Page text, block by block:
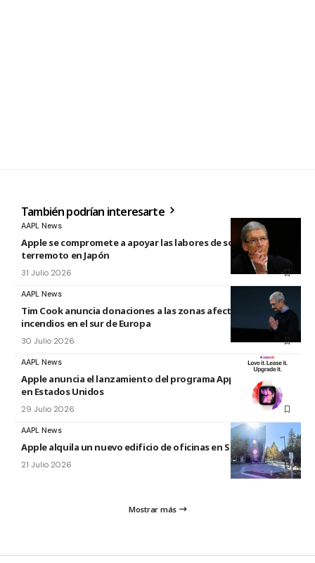
También podrían interesarte
AAPL News
Apple se compromete a apoyar las labores de socorro tras el
terremoto en Japón
31 Julio 2026
AAPL News
Tim Cook anuncia donaciones a las zonas afectadas por los
incendios en el sur de Europa
30 Julio 2026
AAPL News
Apple anuncia el lanzamiento del programa Apple Upgrade
en Estados Unidos
29 Julio 2026
AAPL News
Apple alquila un nuevo edificio de oficinas en Sunnyvale
21 Julio 2026
Mostrar más